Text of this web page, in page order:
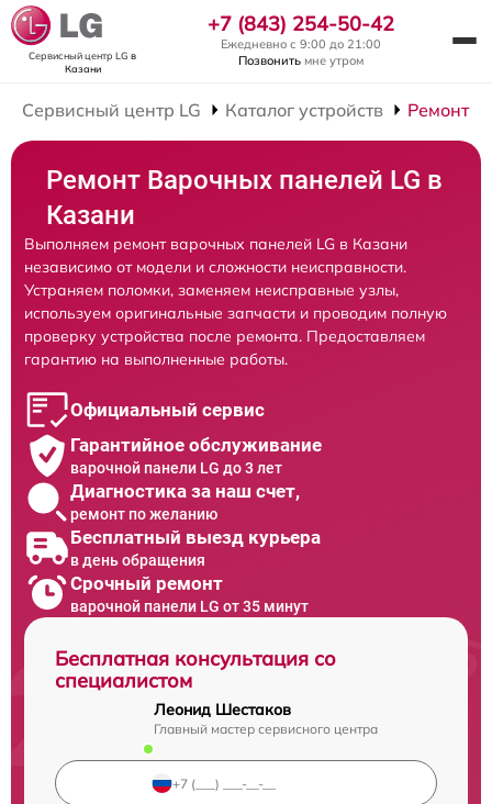
Сервисный центр LG в
Казани
+7 (843) 254-50-42
Ежедневно с 9:00 до 21:00
Позвонить мне утром
Сервисный центр LG Каталог устройств Ремонт
Ремонт Варочных панелей LG в
Казани
Выполняем ремонт варочных панелей LG в Казани
независимо от модели и сложности неисправности.
Устраняем поломки, заменяем неисправные узлы,
используем оригинальные запчасти и проводим полную
проверку устройства после ремонта. Предоставляем
гарантию на выполненные работы.
Официальный сервис
Гарантийное обслуживание
варочной панели LG до 3 лет
Диагностика за наш счет,
ремонт по желанию
Бесплатный выезд курьера
в день обращения
Срочный ремонт
варочной панели LG от 35 минут
Бесплатная консультация со
специалистом
Леонид Шестаков
Главный мастер сервисного центра